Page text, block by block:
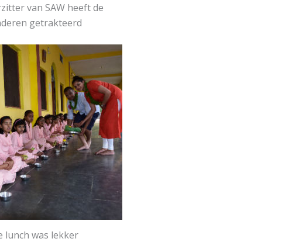
van SAW heeft de
getrakteerd
lunch was lekker